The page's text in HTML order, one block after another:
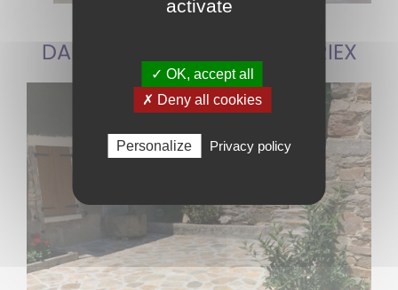
DALLAGE PIERRE DE SAINT YRIEX
activate
✓ OK, accept all
✗ Deny all cookies
Personalize Privacy policy